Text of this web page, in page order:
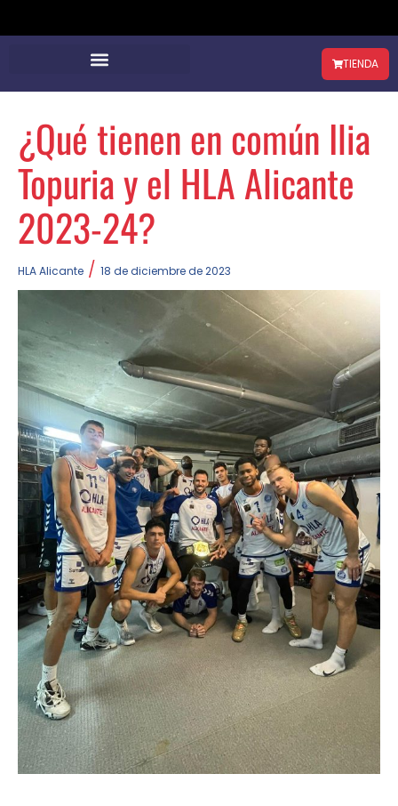
TIENDA
¿Qué tienen en común Ilia
Topuria y el HLA Alicante
2023-24?
HLA Alicante / 18 de diciembre de 2023